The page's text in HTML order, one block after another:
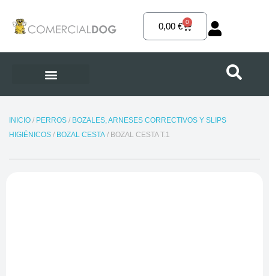
contenido
0,00€ 0
Carrito
INICIO/ PERROS/ BOZALES, ARNESES CORRECTIVOS Y SLIPS
HIGIÉNICOS/ BOZAL CESTA/ BOZAL CESTA T.1